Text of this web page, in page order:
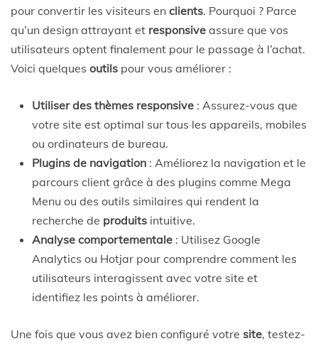
pour convertir les visiteurs en clients. Pourquoi ? Parce
qu’un design attrayant et responsive assure que vos
utilisateurs optent finalement pour le passage à l’achat.
Voici quelques outils pour vous améliorer :
Utiliser des thèmes responsive : Assurez-vous que
votre site est optimal sur tous les appareils, mobiles
ou ordinateurs de bureau.
Plugins de navigation : Améliorez la navigation et le
parcours client grâce à des plugins comme Mega
Menu ou des outils similaires qui rendent la
recherche de produits intuitive.
Analyse comportementale : Utilisez Google
Analytics ou Hotjar pour comprendre comment les
utilisateurs interagissent avec votre site et
identifiez les points à améliorer.
Une fois que vous avez bien configuré votre site, testez-